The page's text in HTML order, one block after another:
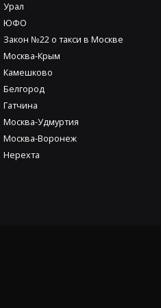
Урал
ЮФО
Закон №22 о такси в Москве
Москва-Крым
Камешково
Белгород
Гатчина
Москва-Удмуртия
Москва-Воронеж
Нерехта